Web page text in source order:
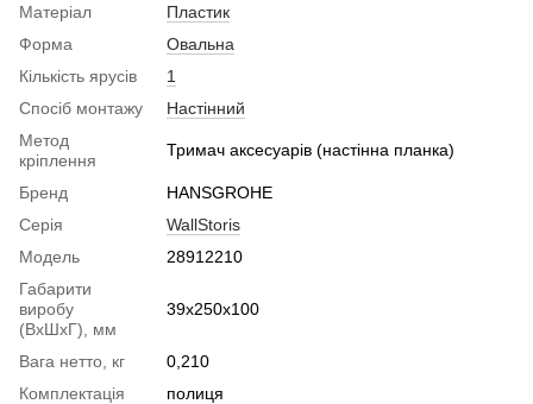
Матеріал
Пластик
Форма
Овальна
Кількість ярусів
1
Спосіб монтажу
Настінний
Метод
кріплення
Тримач аксесуарів (настінна планка)
Бренд
HANSGROHE
Серія
WallStoris
Модель
28912210
Габарити
виробу
(ВхШхГ), мм
39х250х100
Вага нетто, кг
0,210
Комплектація
полиця